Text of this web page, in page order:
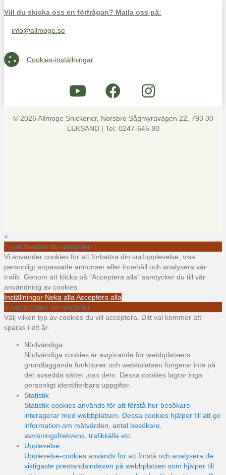
Vill du skicka oss en förfrågan? Maila oss på:
Maila oss på info@allmoge.se
info@allmoge.se
Cookies-inställningar
Cookies-inställningar
© 2026 Allmoge Snickerier, Norsbro Sågmyravägen 22, 793 30
LEKSAND | Tel: 0247-645 80
×
Vi värdesätter din integritet
Vi använder cookies för att förbättra din surfupplevelse, visa
personligt anpassade annonser eller innehåll och analysera vår
trafik. Genom att klicka på "Acceptera alla" samtycker du till vår
användning av cookies.
Inställningar Neka alla Acceptera alla
Vi värdesätter din integritet
Välj vilken typ av cookies du vill acceptera. Ditt val kommer att
sparas i ett år.
Nödvändiga
Nödvändiga cookies är avgörande för webbplatsens
grundläggande funktioner och webbplatsen fungerar inte på
det avsedda sättet utan dem. Dessa cookies lagrar inga
personligt identifierbara uppgifter.
Statistik
Statistik-cookies används för att förstå hur besökare
interagerar med webbplatsen. Dessa cookies hjälper till att ge
information om mätvärden, antal besökare,
avvisningsfrekvens, trafikkälla etc.
Upplevelse
Upplevelse-cookies används för att förstå och analysera de
viktigaste prestandaindexen på webbplatsen som hjälper till